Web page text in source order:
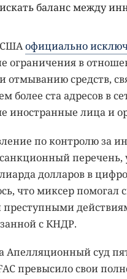
баланс между
СШАофициально
ограничения в
отмыванию средств,
более ста адресов в
иностранные лица и
по контролю
перечень,
долларов в
что миксер
с КНДР.
Апелляционный суд
превысило свои